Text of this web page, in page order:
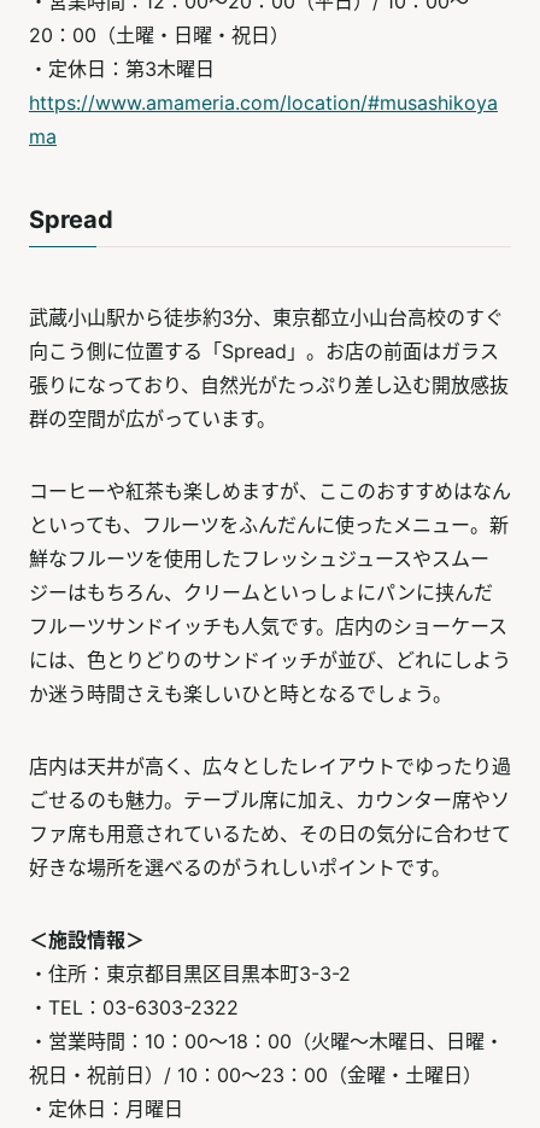
20：00（土曜・日曜・祝日）
・定休日：第3木曜日
https://www.amameria.com/location/#musashikoya
ma
Spread
武蔵小山駅から徒歩約3分、東京都立小山台高校のすぐ
向こう側に位置する「Spread」。お店の前面はガラス
張りになっており、自然光がたっぷり差し込む開放感抜
群の空間が広がっています。
コーヒーや紅茶も楽しめますが、ここのおすすめはなん
といっても、フルーツをふんだんに使ったメニュー。新
鮮なフルーツを使用したフレッシュジュースやスムー
ジーはもちろん、クリームといっしょにパンに挟んだ
フルーツサンドイッチも人気です。店内のショーケース
には、色とりどりのサンドイッチが並び、どれにしよう
か迷う時間さえも楽しいひと時となるでしょう。
店内は天井が高く、広々としたレイアウトでゆったり過
ごせるのも魅力。テーブル席に加え、カウンター席やソ
ファ席も用意されているため、その日の気分に合わせて
好きな場所を選べるのがうれしいポイントです。
＜施設情報＞
・住所：東京都目黒区目黒本町3-3-2
・TEL：03-6303-2322
・営業時間：10：00～18：00（火曜～木曜日、日曜・
祝日・祝前日）/ 10：00～23：00（金曜・土曜日）
・定休日：月曜日